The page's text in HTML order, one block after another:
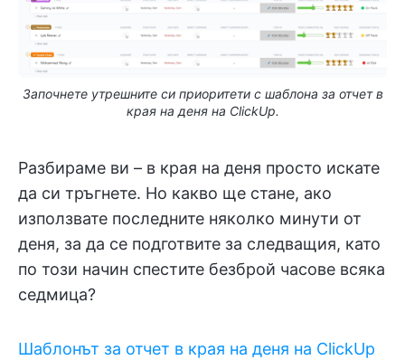
Започнете утрешните си приоритети с шаблона за отчет в
края на деня на ClickUp.
Разбираме ви – в края на деня просто искате
да си тръгнете. Но какво ще стане, ако
използвате последните няколко минути от
деня, за да се подготвите за следващия, като
по този начин спестите безброй часове всяка
седмица?
Шаблонът за отчет в края на деня на ClickUp